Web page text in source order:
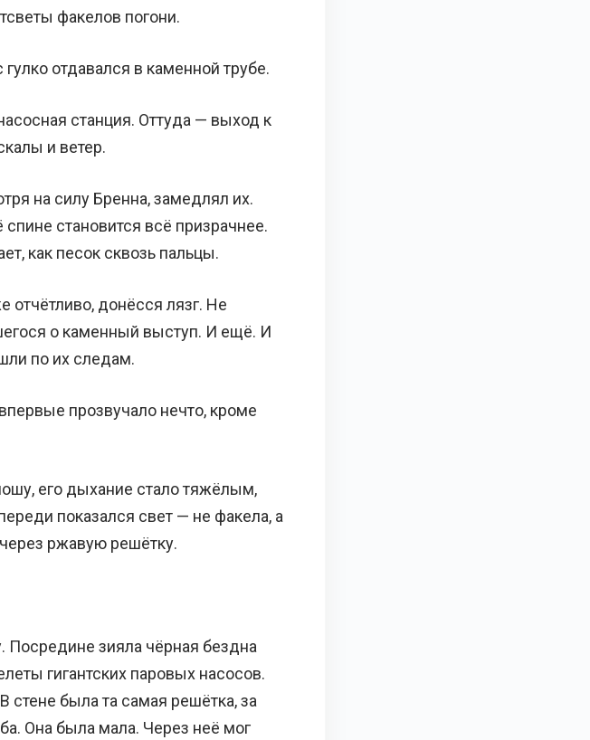
факелов погони.
отдавался в каменной трубе.
станция. Оттуда — выход к
и ветер.
на силу Бренна, замедлял их.
становится всё призрачнее.
как песок сквозь пальцы.
отчётливо, донёсся лязг. Не
о каменный выступ. И ещё. И
по их следам.
прозвучало нечто, кроме
его дыхание стало тяжёлым,
показался свет — не факела, а
ржавую решётку.
Посредине зияла чёрная бездна
гигантских паровых насосов.
стене была та самая решётка, за
Она была мала. Через неё мог